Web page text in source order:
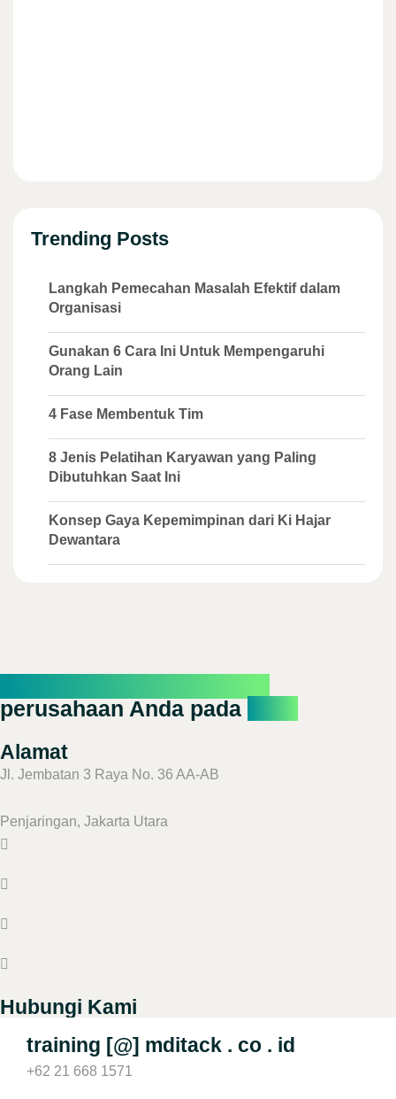
Trending Posts
Langkah Pemecahan Masalah Efektif dalam
Organisasi
Gunakan 6 Cara Ini Untuk Mempengaruhi
Orang Lain
4 Fase Membentuk Tim
8 Jenis Pelatihan Karyawan yang Paling
Dibutuhkan Saat Ini
Konsep Gaya Kepemimpinan dari Ki Hajar
Dewantara
perusahaan Anda pada
Alamat
Jl. Jembatan 3 Raya No. 36 AA-AB
Penjaringan, Jakarta Utara
Hubungi Kami
training [@] mditack . co . id
+62 21 668 1571